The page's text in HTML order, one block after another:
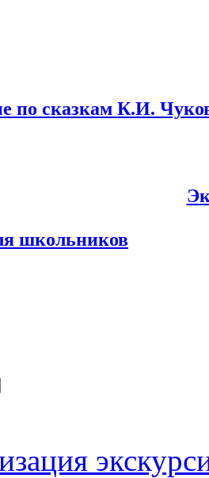
по сказкам К.И.
школьников